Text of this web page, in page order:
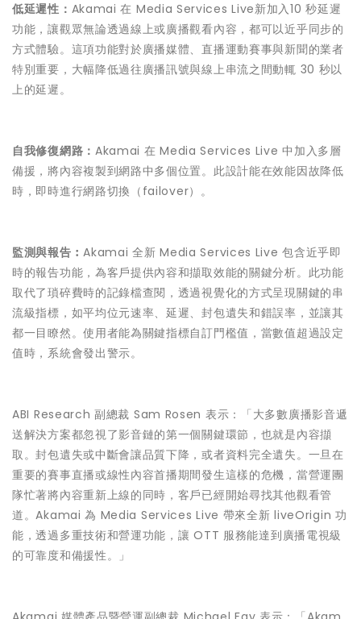
低延遲性： Akamai 在 Media Services Live新加入10 秒延遲
功能，讓觀眾無論透過線上或廣播觀看內容，都可以近乎同步的
方式體驗。這項功能對於廣播媒體、直播運動賽事與新聞的業者
特別重要，大幅降低過往廣播訊號與線上串流之間動輒 30 秒以
上的延遲。
自我修復網路： Akamai 在 Media Services Live 中加入多層
備援，將內容複製到網路中多個位置。此設計能在效能因故降低
時，即時進行網路切換（failover）。
監測與報告︰Akamai 全新 Media Services Live 包含近乎即
時的報告功能，為客戶提供內容和擷取效能的關鍵分析。此功能
取代了瑣碎費時的記錄檔查閱，透過視覺化的方式呈現關鍵的串
流級指標，如平均位元速率、延遲、封包遺失和錯誤率，並讓其
都一目瞭然。使用者能為關鍵指標自訂門檻值，當數值超過設定
值時，系統會發出警示。
ABI Research 副總裁 Sam Rosen 表示：「大多數廣播影音遞
送解決方案都忽視了影音鏈的第一個關鍵環節，也就是內容擷
取。封包遺失或中斷會讓品質下降，或者資料完全遺失。一旦在
重要的賽事直播或線性內容首播期間發生這樣的危機，當營運團
隊忙著將內容重新上線的同時，客戶已經開始尋找其他觀看管
道。Akamai 為 Media Services Live 帶來全新 liveOrigin 功
能，透過多重技術和營運功能，讓 OTT 服務能達到廣播電視級
的可靠度和備援性。」